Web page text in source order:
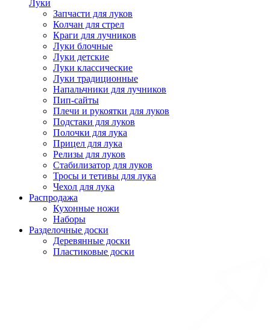
Луки
Запчасти для луков
Колчан для стрел
Краги для лучников
Луки блочные
Луки детские
Луки классические
Луки традиционные
Напальчники для лучников
Пип-сайты
Плечи и рукоятки для луков
Подстаки для луков
Полочки для лука
Прицел для лука
Релизы для луков
Стабилизатор для луков
Тросы и тетивы для лука
Чехол для лука
Распродажа
Кухонные ножи
Наборы
Разделочные доски
Деревянные доски
Пластиковые доски